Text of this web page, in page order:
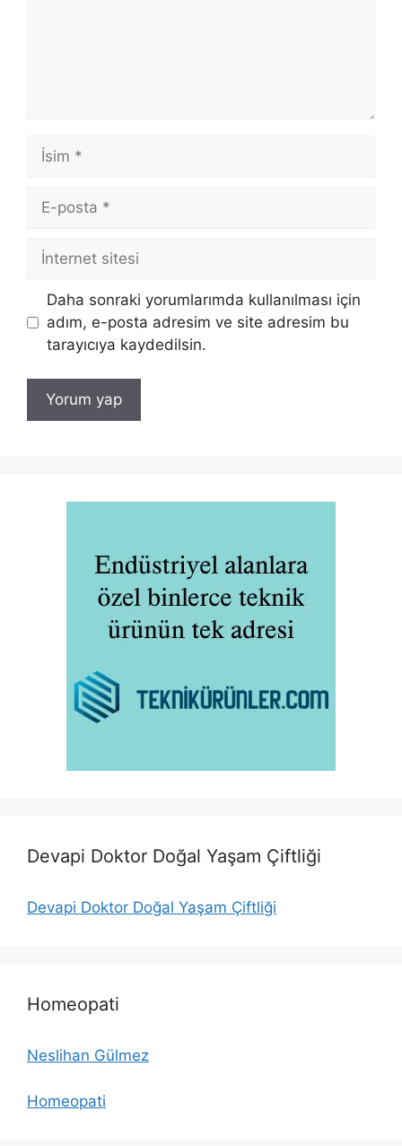
İsim
posta
İnternet
sitesi
Daha sonraki yorumlarımda kullanılması için
adım, e-posta adresim ve site adresim bu
tarayıcıya kaydedilsin.
Devapi Doktor Doğal Yaşam Çiftliği
Devapi Doktor Doğal Yaşam Çiftliği
Homeopati
Neslihan Gülmez
Homeopati